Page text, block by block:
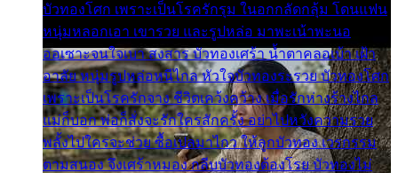
บัวทองโศก เพราะเป็นโรครักรุม ในอกกลัดกลุ้ม โดนแฟน
หนุ่มหลอกเอา เขารวย และรูปหล่อ มาพะเน้าพะนอ
ออเซาะจนใจเบา สงสาร บัวทองเศร้า น้ำตาคลอเบ้า เฝ้า
อาลัย หนุ่มรูปหล่อหนีไกล หัวใจบัวทองระรวย บัวทองโศก
เพราะเป็นโรครักจาง ชีวิตเคว้งคว้าง เมื่อรักห่างร้างไกล
แม่ก็บอก พ่อก็สั่งจะรักใครสักครั้ง อย่าไปหวังความรวย
พลั้งไปใครจะช่วย ซื้อเปลมาไกว ให้ลูกบัวทอง เวรกรรม
ตามสนอง จึงเศร้าหมอง กลีบบัวทองต้องโรย บัวทองไม่